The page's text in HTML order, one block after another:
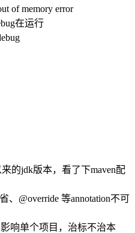
of memory error
在运行
的jdk版本，看了下maven配
、@override 等annotation不可
响单个项目，治标不治本